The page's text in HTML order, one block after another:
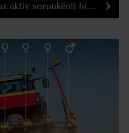
hidraulikus kocsiterhelésről